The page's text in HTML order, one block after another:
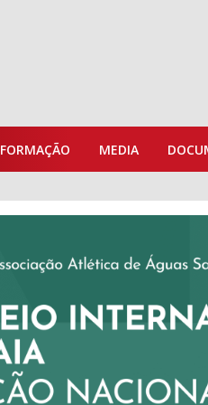
FORMAÇÃO MEDIA